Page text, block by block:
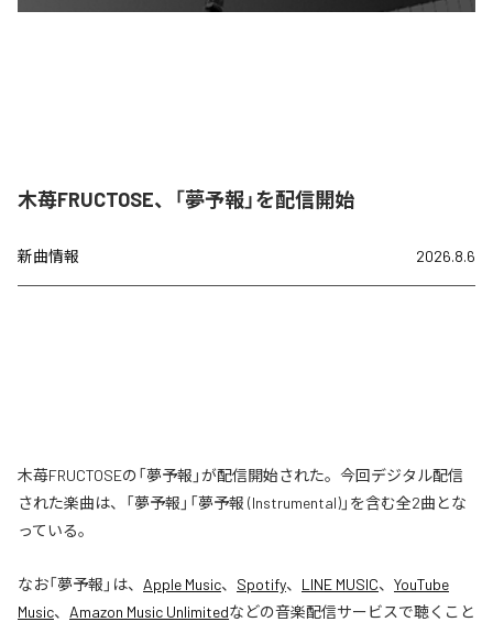
木苺FRUCTOSE、「夢予報」を配信開始
新曲情報 2026.8.6
木苺FRUCTOSEの「夢予報」が配信開始された。今回デジタル配信
された楽曲は、「夢予報」「夢予報 (Instrumental)」を含む全2曲とな
っている。
なお「夢予報 」は、 Apple Music、 Spotify、 LINE MUSIC、 YouTube
Music、 Amazon Music Unlimitedなどの音楽配信サービスで聴くこと